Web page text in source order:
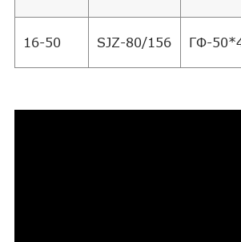
16-50 SJZ-80/156 ГФ-